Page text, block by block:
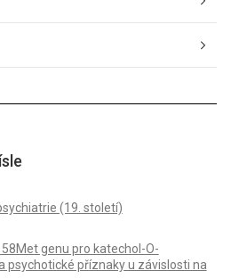
(19. století)
genu pro katechol-O-
příznaky u závislosti na